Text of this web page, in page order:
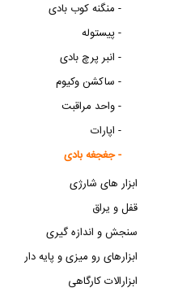
منگنه کوب بادی -
پیستوله -
انبر پرچ بادی -
ساکشن وکیوم -
واحد مراقبت -
اپارات -
جغجغه بادی -
ابزار های شارژی
قفل و یراق
سنجش و اندازه گیری
ابزارهای رو میزی و پایه دار
ابزارالات کارگاهی